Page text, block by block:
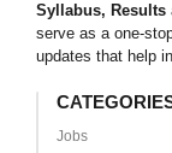
Syllabus, Results
serve as a one-
updates that help
Jobs